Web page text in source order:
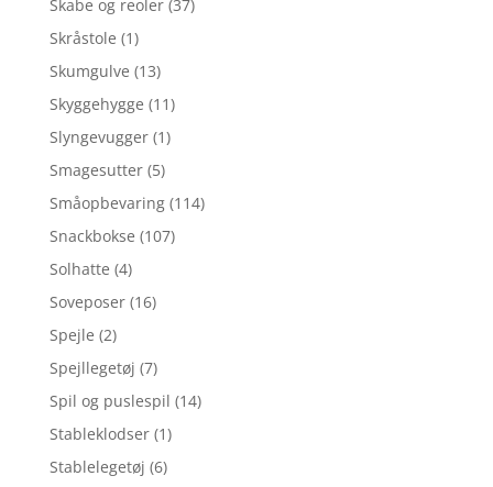
Skabe og reoler (37)
Skråstole (1)
Skumgulve (13)
Skyggehygge (11)
Slyngevugger (1)
Smagesutter (5)
Småopbevaring (114)
Snackbokse (107)
Solhatte (4)
Soveposer (16)
Spejle (2)
Spejllegetøj (7)
Spil og puslespil (14)
Stableklodser (1)
Stablelegetøj (6)